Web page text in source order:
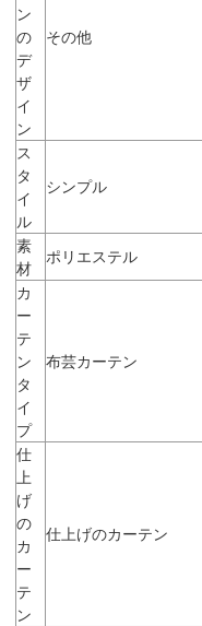
ン
の
デ
ザ
イ
ン
その他
ス
タ
イ
ル
シンプル
素
材
ポリエステル
カ
ー
テ
ン
タ
イ
プ
布芸カーテン
仕
上
げ
の
カ
ー
テ
ン
仕上げのカーテン